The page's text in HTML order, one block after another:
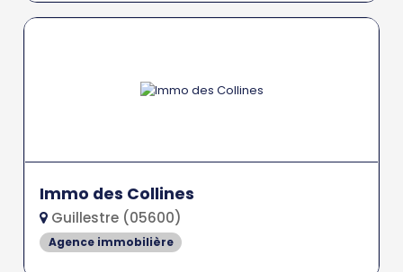
Immo des Collines
Guillestre (05600)
Agence immobilière